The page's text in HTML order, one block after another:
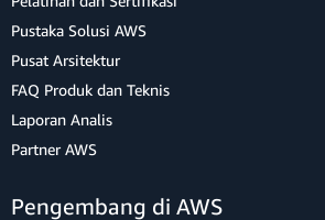
Pustaka Solusi AWS
Pusat Arsitektur
FAQ Produk dan Teknis
Laporan Analis
Partner AWS
Pengembang di AWS